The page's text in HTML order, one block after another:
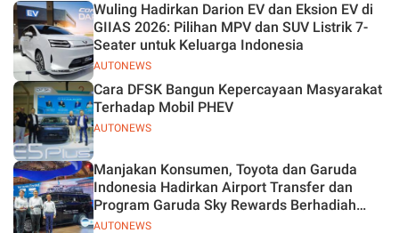
AUTONEWS
Wuling Hadirkan Darion EV dan Eksion EV di
GIIAS 2026: Pilihan MPV dan SUV Listrik 7-
Seater untuk Keluarga Indonesia
AUTONEWS
Cara DFSK Bangun Kepercayaan Masyarakat
Terhadap Mobil PHEV
AUTONEWS
Manjakan Konsumen, Toyota dan Garuda
Indonesia Hadirkan Airport Transfer dan
Program Garuda Sky Rewards Berhadiah
Hybrid EV